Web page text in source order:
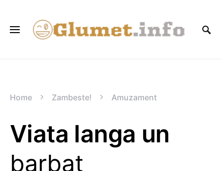
Home Zambeste! Amuzament
Viata langa un
barbat